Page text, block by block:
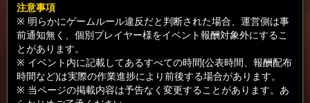
注意事項
※ 明らかにゲームルール違反だと判断された場合、運営側は事
前通知無く、個別プレイヤー様をイベント報酬対象外にするこ
とがあります。
※ イベント内に記載してあるすべての時間(公表時間、報酬配布
時間など)は実際の作業進捗により前後する場合があります。
※ 当ページの掲載内容は予告なく変更することがあります。あ